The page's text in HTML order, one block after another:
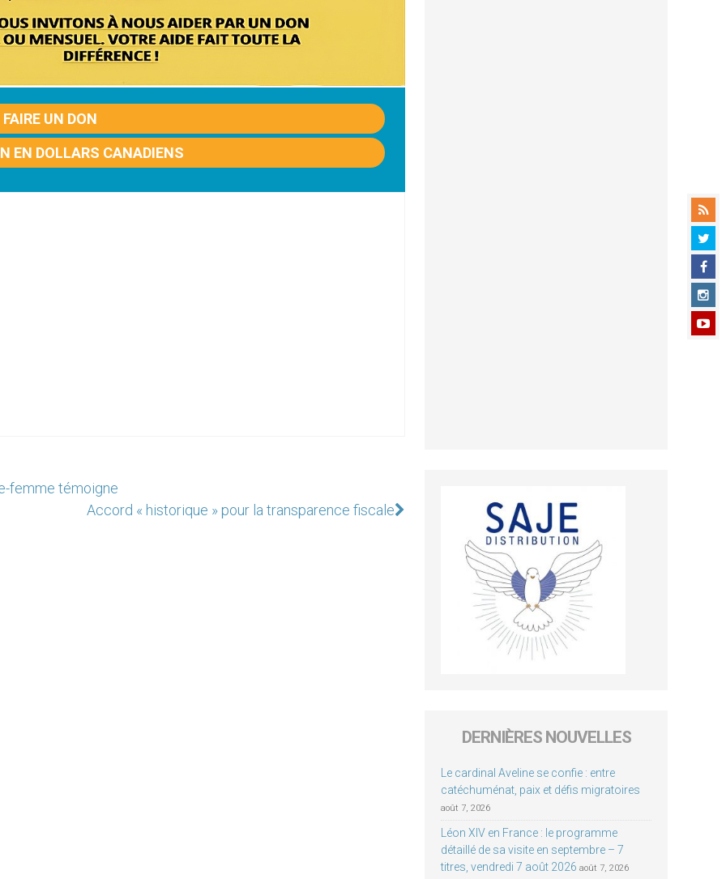
FAIRE UN DON
EN DOLLARS CANADIENS
femme témoigne
Accord « historique » pour la transparence fiscale
DERNIÈRES NOUVELLES
Le cardinal Aveline se confie : entre
catéchuménat, paix et défis migratoires
août 7, 2026
Léon XIV en France : le programme
détaillé de sa visite en septembre – 7
titres, vendredi 7 août 2026 août 7, 2026